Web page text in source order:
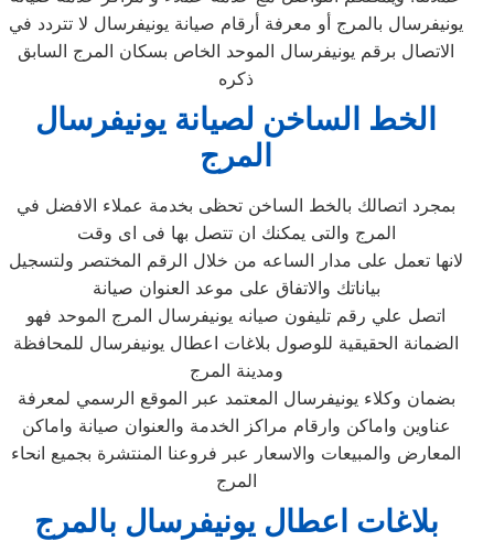
يونيفرسال بالمرج أو معرفة أرقام صيانة يونيفرسال لا تتردد في
الاتصال برقم يونيفرسال الموحد الخاص بسكان المرج السابق
ذكره
الخط الساخن لصيانة يونيفرسال
المرج
بمجرد اتصالك بالخط الساخن تحظى بخدمة عملاء الافضل في
المرج والتى يمكنك ان تتصل بها فى اى وقت
لانها تعمل على مدار الساعه من خلال الرقم المختصر ولتسجيل
بياناتك والاتفاق على موعد العنوان صيانة
اتصل علي رقم تليفون صيانه يونيفرسال المرج الموحد فهو
الضمانة الحقيقية للوصول بلاغات اعطال يونيفرسال للمحافظة
ومدينة المرج
بضمان وكلاء يونيفرسال المعتمد عبر الموقع الرسمي لمعرفة
عناوين واماكن وارقام مراكز الخدمة والعنوان صيانة واماكن
المعارض والمبيعات والاسعار عبر فروعنا المنتشرة بجميع انحاء
المرج
بلاغات اعطال يونيفرسال بالمرج